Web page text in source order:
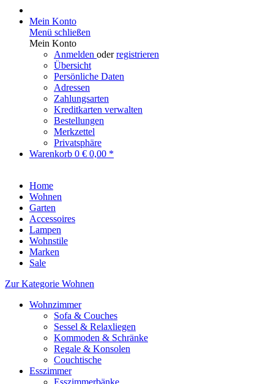
Mein Konto
Menü schließen
Mein Konto
Anmelden oderregistrieren
Übersicht
Persönliche Daten
Adressen
Zahlungsarten
Kreditkarten verwalten
Bestellungen
Merkzettel
Privatsphäre
Warenkorb 0 € 0,00 *
Home
Wohnen
Garten
Accessoires
Lampen
Wohnstile
Marken
Sale
Zur Kategorie Wohnen
Wohnzimmer
Sofa & Couches
Sessel & Relaxliegen
Kommoden & Schränke
Regale & Konsolen
Couchtische
Esszimmer
Esszimmerbänke